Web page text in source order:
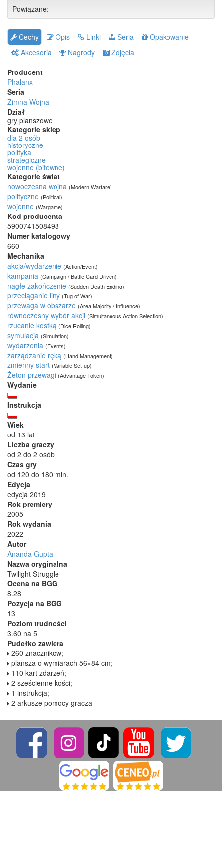
Powiązane:
Cechy Opis Linki Seria
Opakowanie
Akcesoria
Nagrody
Zdjęcia
Producent
Phalanx
Seria
Zimna Wojna
Dział
gry planszowe
Kategorie sklep
dla 2 osób
historyczne
polityka
strategiczne
wojenne (bitewne)
Kategorie świat
nowoczesna wojna (Modern Warfare)
polityczne (Political)
wojenne (Wargame)
Kod producenta
5900741508498
Numer katalogowy
660
Mechanika
akcja/wydarzenie (Action/Event)
kampania (Campaign / Battle Card Driven)
nagłe zakończenie (Sudden Death Ending)
przeciąganie liny (Tug of War)
przewaga w obszarze (Area Majority / Influence)
równoczesny wybór akcji (Simultaneous Action Selection)
rzucanie kostką (Dice Rolling)
symulacja (Simulation)
wydarzenia (Events)
zarządzanie ręką (Hand Management)
zmienny start (Variable Set-up)
Żeton przewagi (Advantage Token)
Wydanie
Instrukcja
Wiek
od 13 lat
Liczba graczy
od 2 do 2 osób
Czas gry
od 120 do 180 min.
Edycja
edycja 2019
Rok premiery
2005
Rok wydania
2022
Autor
Ananda Gupta
Nazwa oryginalna
Twilight Struggle
Ocena na BGG
8.28
Pozycja na BGG
13
Poziom trudności
3.60 na 5
Pudełko zawiera
260 znaczników;
plansza o wymiarach 56×84 cm;
110 kart zdarzeń;
2 sześcienne kości;
1 instrukcja;
2 arkusze pomocy gracza